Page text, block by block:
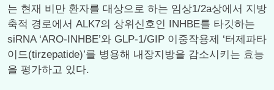
는 현재 비만 환자를 대상으로 하는 임상1/2a상에서 지방
축적 경로에서 ALK7의 상위신호인 INHBE를 타깃하는
siRNA ‘ARO-INHBE’와 GLP-1/GIP 이중작용제 ‘터제파타
이드(tirzepatide)’를 병용해 내장지방을 감소시키는 효능
을 평가하고 있다.